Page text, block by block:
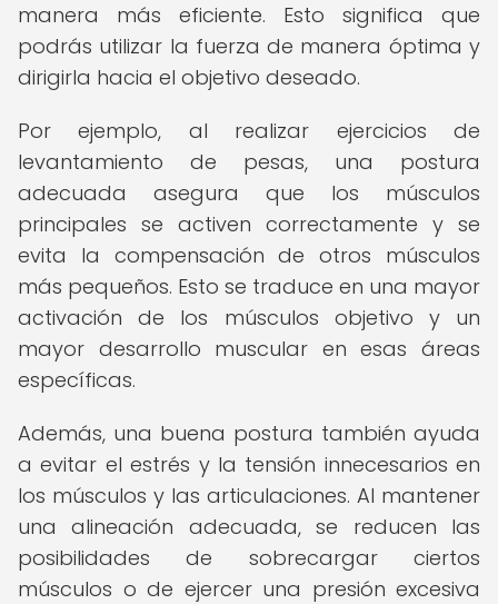
manera más eficiente. Esto significa que
podrás utilizar la fuerza de manera óptima y
dirigirla hacia el objetivo deseado.
Por ejemplo, al realizar ejercicios de
levantamiento de pesas, una postura
adecuada asegura que los músculos
principales se activen correctamente y se
evita la compensación de otros músculos
más pequeños. Esto se traduce en una mayor
activación de los músculos objetivo y un
mayor desarrollo muscular en esas áreas
específicas.
Además, una buena postura también ayuda
a evitar el estrés y la tensión innecesarios en
los músculos y las articulaciones. Al mantener
una alineación adecuada, se reducen las
posibilidades de sobrecargar ciertos
músculos o de ejercer una presión excesiva